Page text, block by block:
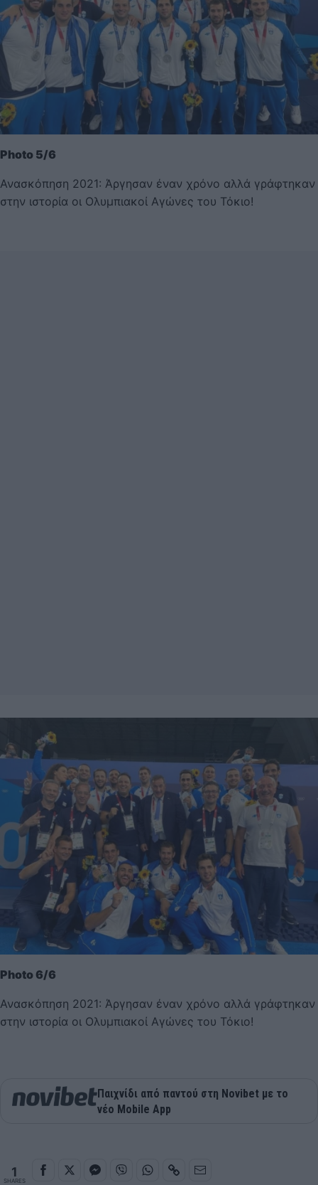
Photo 5/6
Ανασκόπηση 2021: Άργησαν έναν χρόνο αλλά γράφτηκαν
στην ιστορία οι Ολυμπιακοί Αγώνες του Τόκιο!
Photo 6/6
Ανασκόπηση 2021: Άργησαν έναν χρόνο αλλά γράφτηκαν
στην ιστορία οι Ολυμπιακοί Αγώνες του Τόκιο!
Παιχνίδι από παντού στη Novibet με το
νέο Mobile App
1
SHARES